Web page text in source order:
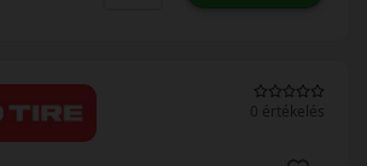
0 értékelés